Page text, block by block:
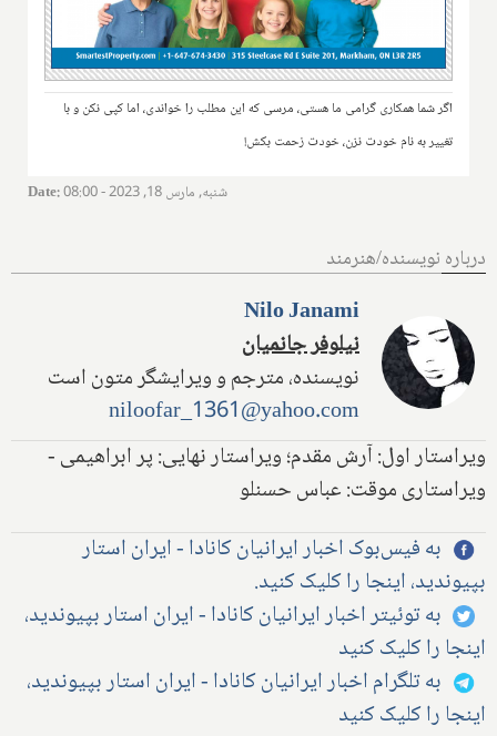
اگر شما همکاری گرامی ما هستی، مرسی که این مطلب را خواندی، اما کپی نکن و با
تغییر به نام خودت نزن، خودت زحمت بکش!
Date: شنبه, مارس 18, 2023 - 08:00
درباره نویسنده/هنرمند
Nilo Janami
نیلوفر جانمیان
نویسنده، مترجم و ویرایشگر متون است
niloofar_1361@yahoo.com
ویراستار اول: آرش مقدم؛ ویراستار نهایی: پر ابراهیمی -
ویراستاری موقت: عباس حسنلو
به فیس‌بوک اخبار ایرانیان کانادا - ایران استار
بپیوندید، اینجا را کلیک کنید.
به توئیتر اخبار ایرانیان کانادا - ایران استار بپیوندید،
اینجا را کلیک کنید
به تلگرام اخبار ایرانیان کانادا - ایران استار بپیوندید،
اینجا را کلیک کنید